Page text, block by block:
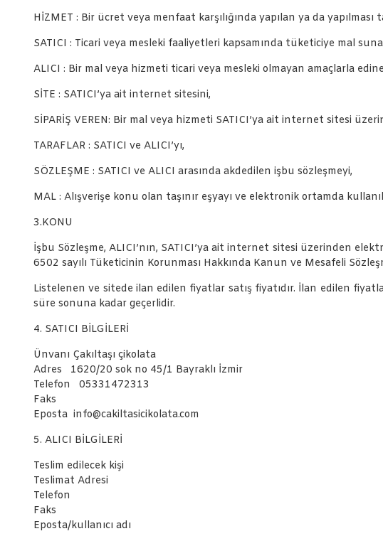
HİZMET : Bir ücret veya menfaat karşılığında yapılan ya da
SATICI : Ticari veya mesleki faaliyetleri kapsamında tüketiciye mal
ALICI : Bir mal veya hizmeti ticari veya mesleki olmayan amaçlarla
SİTE : SATICI’ya ait internet sitesini,
SİPARİŞ VEREN: Bir mal veya hizmeti SATICI’ya ait internet sitesi
TARAFLAR : SATICI ve ALICI’yı,
SÖZLEŞME : SATICI ve ALICI arasında akdedilen işbu sözleşmeyi,
MAL : Alışverişe konu olan taşınır eşyayı ve elektronik ortamda
3.KONU
İşbu Sözleşme, ALICI’nın, SATICI’ya ait internet sitesi üzerinden
6502 sayılı Tüketicinin Korunması Hakkında Kanun ve Mesafeli
Listelenen ve sitede ilan edilen fiyatlar satış fiyatıdır. İlan edilen
süre sonuna kadar geçerlidir.
4. SATICI BİLGİLERİ
Ünvanı Çakıltaşı çikolata
Adres 1620/20 sok no 45/1 Bayraklı İzmir
Telefon 05331472313
Faks
Eposta info@cakiltasicikolata.com
5. ALICI BİLGİLERİ
Teslim edilecek kişi
Teslimat Adresi
Telefon
Faks
Eposta/kullanıcı adı